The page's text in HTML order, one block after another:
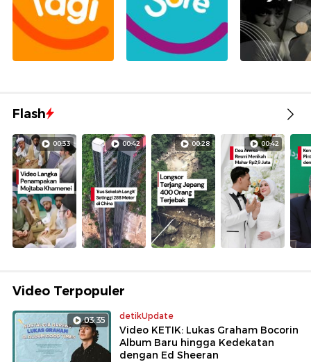
Flash
00:33 00:42 00:28 00:42
Video Terpopuler
03:35 detikUpdate
Video KETIK: Lukas Graham Bocorin
Album Baru hingga Kedekatan
dengan Ed Sheeran